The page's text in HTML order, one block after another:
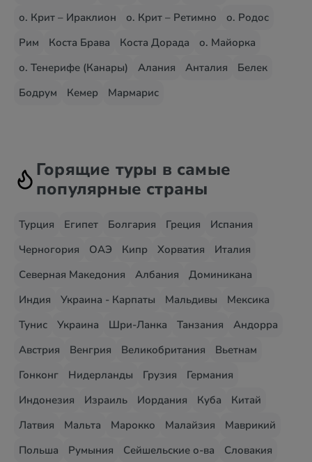
о. Крит – Ираклион
о. Крит – Ретимно
о. Родос
Рим
Коста Брава Коста Дорада
о. Майорка
о. Тенерифе (Канары)
Алания Анталия
Белек
Бодрум
Кемер Мармарис
Горящие туры в самые
популярные страны
Турция Египет Болгария Греция
Испания
Черногория
ОАЭ Кипр Хорватия
Италия
Северная Македония
Албания
Доминикана
Индия
Украина - Карпаты Мальдивы
Мексика
Тунис
Украина Шри-Ланка Танзания
Андорра
Австрия
Венгрия Великобритания
Вьетнам
Гонконг
Нидерланды Грузия
Германия
Индонезия
Израиль Иордания Куба
Китай
Латвия
Мальта Марокко Малайзия
Маврикий
Польша
Румыния Сейшельские о-ва
Словакия